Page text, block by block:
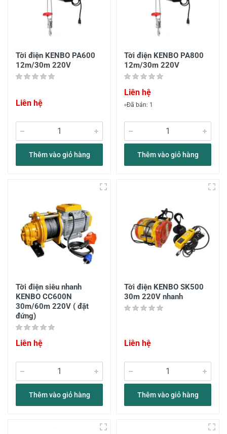
Tời điện KENBO PA600
12m/30m 220V
Liên hệ
Thêm vào giỏ hàng
Tời điện KENBO PA800
12m/30m 220V
Liên hệ
Đã bán: 1
Thêm vào giỏ hàng
Tời điện siêu nhanh
KENBO CC600N
30m/60m 220V ( đặt
đứng)
Liên hệ
Thêm vào giỏ hàng
Tời điện KENBO SK500
30m 220V nhanh
Liên hệ
Thêm vào giỏ hàng